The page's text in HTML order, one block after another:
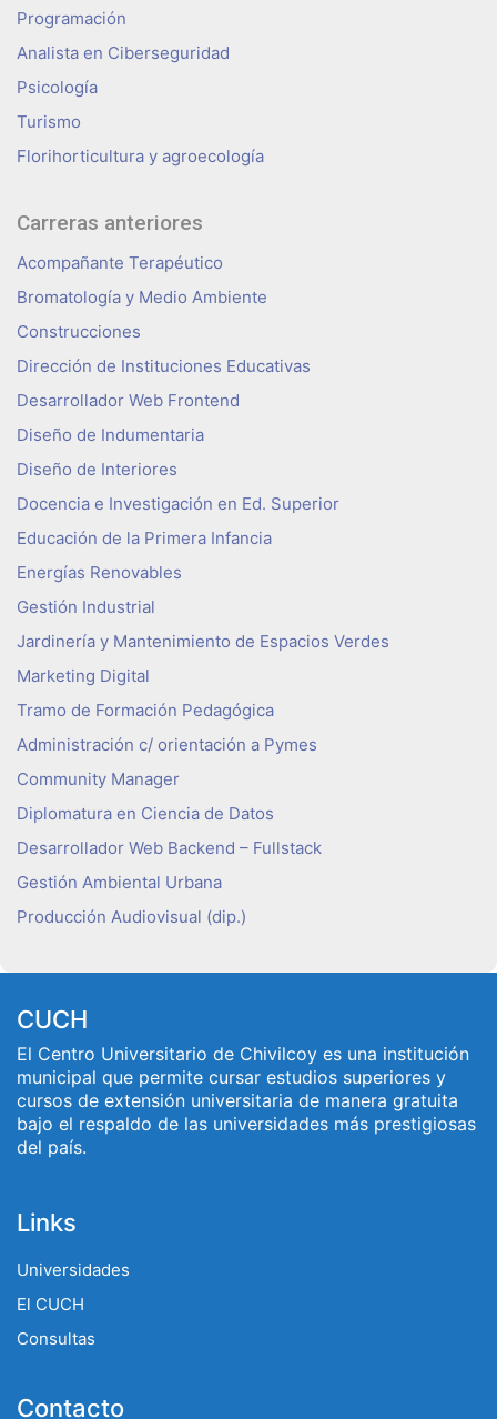
Programación
Analista en Ciberseguridad
Psicología
Turismo
Florihorticultura y agroecología
Carreras anteriores
Acompañante Terapéutico
Bromatología y Medio Ambiente
Construcciones
Dirección de Instituciones Educativas
Desarrollador Web Frontend
Diseño de Indumentaria
Diseño de Interiores
Docencia e Investigación en Ed. Superior
Educación de la Primera Infancia
Energías Renovables
Gestión Industrial
Jardinería y Mantenimiento de Espacios Verdes
Marketing Digital
Tramo de Formación Pedagógica
Administración c/ orientación a Pymes
Community Manager
Diplomatura en Ciencia de Datos
Desarrollador Web Backend – Fullstack
Gestión Ambiental Urbana
Producción Audiovisual (dip.)
CUCH
El Centro Universitario de Chivilcoy es una institución
municipal que permite cursar estudios superiores y
cursos de extensión universitaria de manera gratuita
bajo el respaldo de las universidades más prestigiosas
del país.
Links
Universidades
El CUCH
Consultas
Contacto